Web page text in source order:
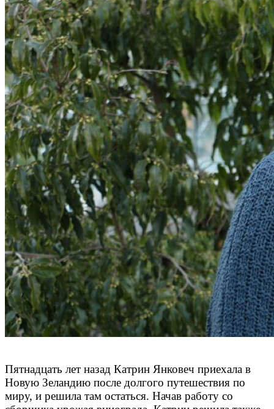
Пятнадцать лет назад Катрин Янковеч приехала в
Новую Зеландию после долгого путешествия по
миру, и решила там остаться. Начав работу со